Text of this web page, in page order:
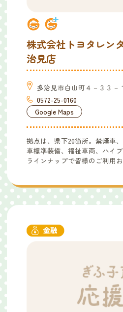
株式会社トヨタレ
治見店
多治見市白山町４－３３－
0572-25-0160
Google Maps
拠点は、県下20箇所。禁煙車
車標準装備、福祉車両、ハイ
ラインナップで皆様のご利用